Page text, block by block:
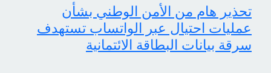
تحذير هام من الأمن الوطني بشأن
عمليات احتيال عبر الواتساب تستهدف
سرقة بيانات البطاقة الائتمانية